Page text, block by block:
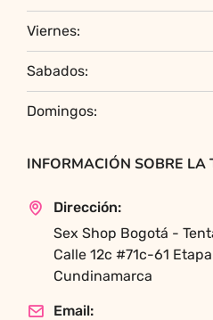
Viernes:
Sabados:
Domingos:
INFORMACIÓN SOBRE LA
Dirección:
Sex Shop Bogotá -
Calle 12c #71c-61
Cundinamarca
Email: